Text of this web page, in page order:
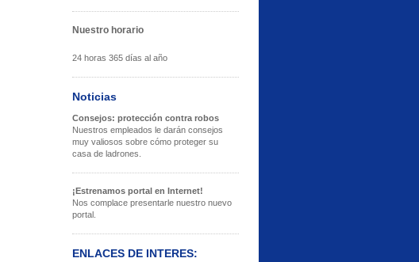
Nuestro horario
24 horas 365 días al año
Noticias
Consejos: protección contra robos
Nuestros empleados le darán consejos
muy valiosos sobre cómo proteger su
casa de ladrones.
¡Estrenamos portal en Internet!
Nos complace presentarle nuestro nuevo
portal.
ENLACES DE INTERES: